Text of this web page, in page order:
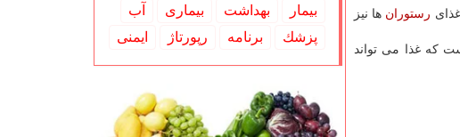
رستوران ها نیز
که غذا می تواند
بیمار بهداشت بیماری
آب
پزشك
برنامه رپورتاژ ایمنی